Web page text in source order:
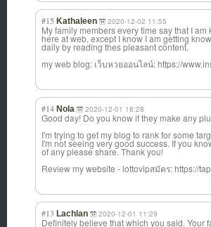
#15 Kathaleen 2020-12-02 11:55
My family members every time say that I am
here at web, except I know I am getting
daily by reading thes pleasant content.
my web blog: เว็บหวยออนไลน์: https://
#14 Nola 2020-12-01 18:28
Good day! Do you know if they make any
I'm trying to get my blog to rank for some
I'm not seeing very good success. If you
of any please share. Thank you!
Review my website - lottovipสมัคร: https://
#13 Lachlan 2020-12-01 11:29
Definitely believe that which you said. Your